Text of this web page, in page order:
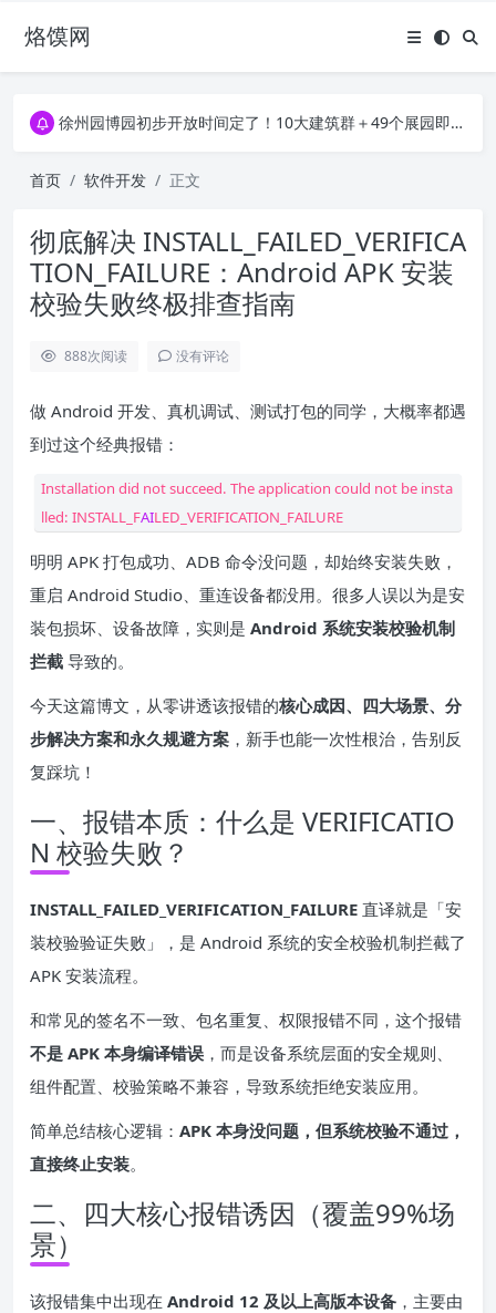
烙馍网
16796个OpenClaw Skills合集下载｜总2.7G，压缩后仅738M，覆盖全场景技能
16796个OpenClaw Skills合集下载｜总2.7G，压缩后仅738M，覆盖全场景技能
首页
软件开发 正文
彻底解决 INSTALL_FAILED_VERIFICA
TION_FAILURE：Android APK 安装
校验失败终极排查指南
888次阅读 没有评论
做 Android 开发、真机调试、测试打包的同学，大概率都遇
到过这个经典报错：
Installation did not succeed. The application could not be insta
lled: INSTALL_FAILED_VERIFICATION_FAILURE
明明 APK 打包成功、ADB 命令没问题，却始终安装失败，
重启 Android Studio、重连设备都没用。很多人误以为是安
装包损坏、设备故障，实则是 Android 系统安装校验机制
拦截 导致的。
今天这篇博文，从零讲透该报错的核心成因、四大场景、分
步解决方案和永久规避方案 ，新手也能一次性根治，告别反
复踩坑！
一、报错本质：什么是 VERIFICATIO
N 校验失败？
INSTALL_FAILED_VERIFICATION_FAILURE 直译就是「安
装校验验证失败」，是 Android 系统的安全校验机制拦截了
APK 安装流程。
和常见的签名不一致、包名重复、权限报错不同，这个报错
不是 APK 本身编译错误 ，而是设备系统层面的安全规则、
组件配置、校验策略不兼容，导致系统拒绝安装应用。
简单总结核心逻辑： APK 本身没问题，但系统校验不通过，
直接终止安装。
二、四大核心报错诱因（覆盖99%场
景）
该报错集中出现在 Android 12 及以上高版本设备 ，主要由